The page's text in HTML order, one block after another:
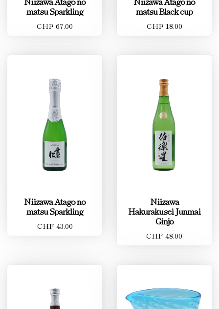
matsu Sparkling
CHF 67.00
matsu Black cup
CHF 18.00
Niizawa Atago no
matsu Sparkling
CHF 43.00
Niizawa
Hakurakusei Junmai
Ginjo
CHF 48.00